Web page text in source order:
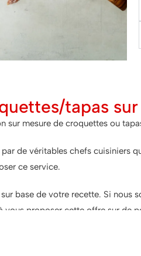
tapas
sur mesure de croquettes ou
de véritables chefs cuisiniers
ce service.
base de votre recette. Si nous
vous proposer cette offre sur de